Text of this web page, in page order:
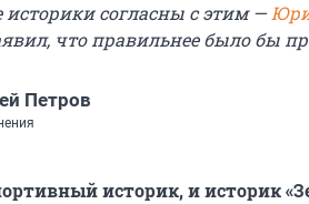
историки согласны с этим —
что правильнее было бы
Петров
историк, и историк